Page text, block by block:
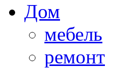
Дом
мебель
ремонт